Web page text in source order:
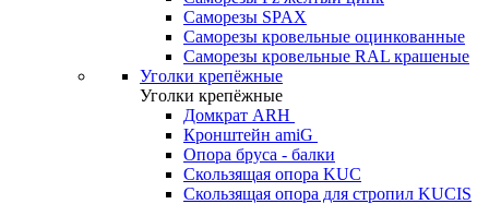
Саморезы SPAX
Саморезы кровельные оцинкованные
Саморезы кровельные RAL крашеные
Уголки крепёжные
Уголки крепёжные
Домкрат ARH
Кронштейн amiG
Опора бруса - балки
Скользящая опора KUC
Скользящая опора для стропил KUCIS